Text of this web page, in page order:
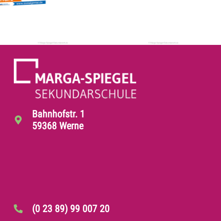
Bahnhofstr. 1
59368 Werne
(0 23 89) 99 007 20